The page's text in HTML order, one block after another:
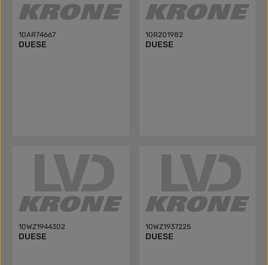
10AR74667
DUESE
10R201982
DUESE
10WZ1944302
DUESE
10WZ1937225
DUESE